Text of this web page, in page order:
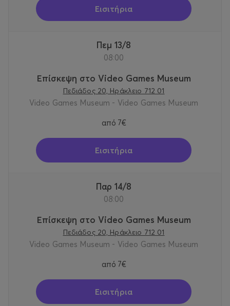
Εισιτήρια
Πεμ 13/8
08:00
Επίσκεψη στο Video Games Museum
Πεδιάδος 20, Ηράκλειο 712 01
Video Games Museum - Video Games Museum
από 7€
Εισιτήρια
Παρ 14/8
08:00
Επίσκεψη στο Video Games Museum
Πεδιάδος 20, Ηράκλειο 712 01
Video Games Museum - Video Games Museum
από 7€
Εισιτήρια